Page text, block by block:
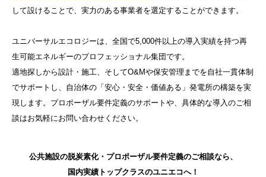
して設けることで、実力のある事業者を選定することができます。
ユニバーサルエコロジーは、全国で5,000件以上の導入実績を持つ再
生可能エネルギーのプロフェッショナル集団です。
適地探しから設計・施工、そしてO&Mや保安管理までを自社一貫体制
でサポートし、自治体の「安心・安全・価値ある」発電所の構築を実
現します。プロポーザル要件定義のサポートや、具体的な導入のご相
談はお気軽にお問い合わせください。
公共施設の脱炭素化・プロポーザル要件定義のご相談なら、
国内実績トップクラスのユニエコへ！